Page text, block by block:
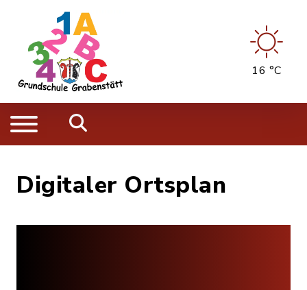
16 °C
Digitaler Ortsplan